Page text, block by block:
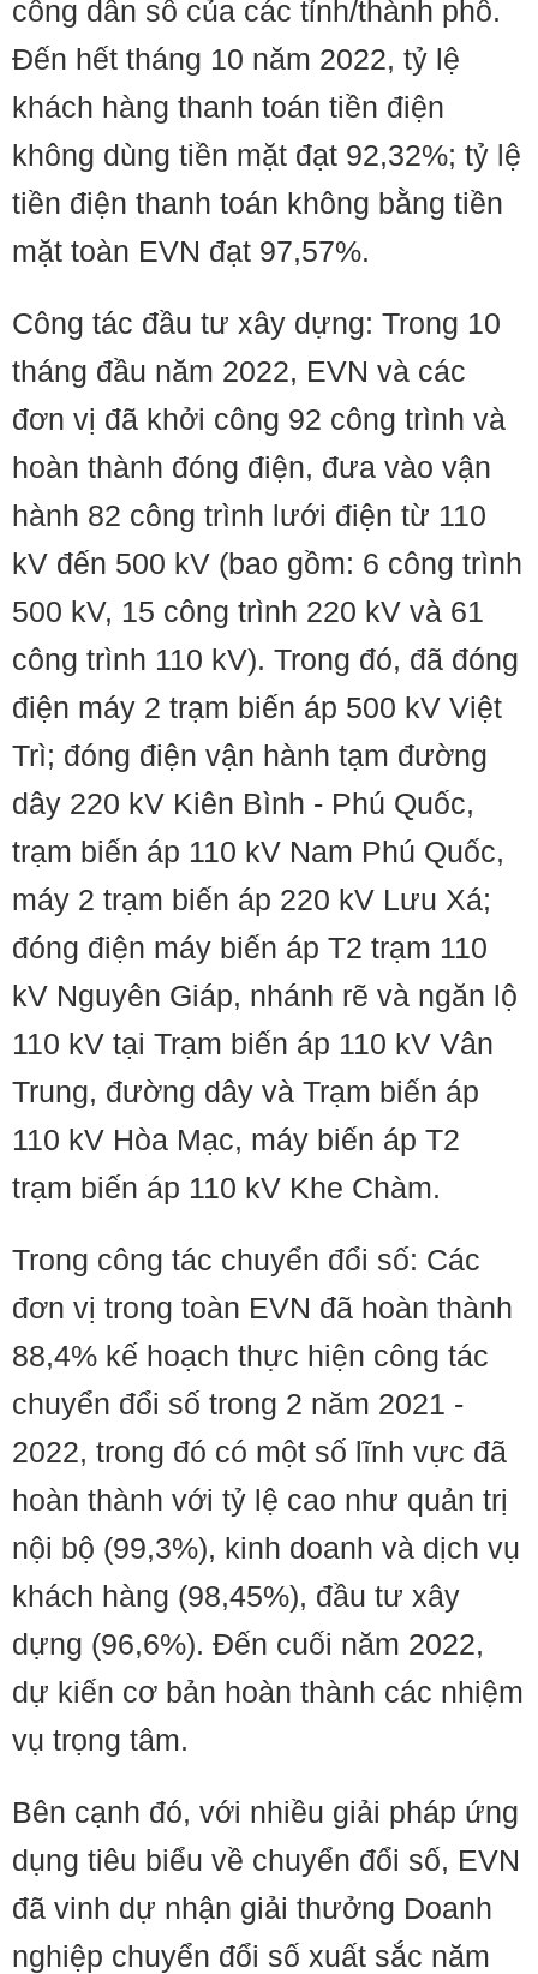
công dân số của các tỉnh/thành phố.
Đến hết tháng 10 năm 2022, tỷ lệ
khách hàng thanh toán tiền điện
không dùng tiền mặt đạt 92,32%; tỷ lệ
tiền điện thanh toán không bằng tiền
mặt toàn EVN đạt 97,57%.
Công tác đầu tư xây dựng: Trong 10
tháng đầu năm 2022, EVN và các
đơn vị đã khởi công 92 công trình và
hoàn thành đóng điện, đưa vào vận
hành 82 công trình lưới điện từ 110
kV đến 500 kV (bao gồm: 6 công trình
500 kV, 15 công trình 220 kV và 61
công trình 110 kV). Trong đó, đã đóng
điện máy 2 trạm biến áp 500 kV Việt
Trì; đóng điện vận hành tạm đường
dây 220 kV Kiên Bình - Phú Quốc,
trạm biến áp 110 kV Nam Phú Quốc,
máy 2 trạm biến áp 220 kV Lưu Xá;
đóng điện máy biến áp T2 trạm 110
kV Nguyên Giáp, nhánh rẽ và ngăn lộ
110 kV tại Trạm biến áp 110 kV Vân
Trung, đường dây và Trạm biến áp
110 kV Hòa Mạc, máy biến áp T2
trạm biến áp 110 kV Khe Chàm.
Trong công tác chuyển đổi số: Các
đơn vị trong toàn EVN đã hoàn thành
88,4% kế hoạch thực hiện công tác
chuyển đổi số trong 2 năm 2021 -
2022, trong đó có một số lĩnh vực đã
hoàn thành với tỷ lệ cao như quản trị
nội bộ (99,3%), kinh doanh và dịch vụ
khách hàng (98,45%), đầu tư xây
dựng (96,6%). Đến cuối năm 2022,
dự kiến cơ bản hoàn thành các nhiệm
vụ trọng tâm.
Bên cạnh đó, với nhiều giải pháp ứng
dụng tiêu biểu về chuyển đổi số, EVN
đã vinh dự nhận giải thưởng Doanh
nghiệp chuyển đổi số xuất sắc năm